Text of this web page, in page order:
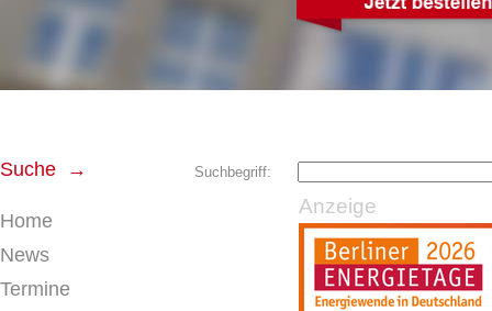
Suche → Suchbegriff:
Home
News
Termine
Anzeige